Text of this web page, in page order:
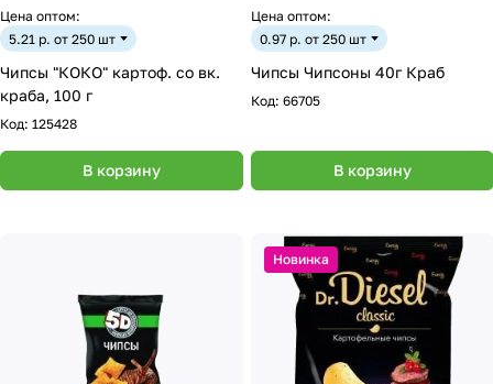
Цена оптом:
5.21 р. от 250 шт
Чипсы "КОКО" картоф. со вк.
краба, 100 г
Код: 125428
В корзину
Цена оптом:
0.97 р. от 250 шт
Чипсы Чипсоны 40г Краб
Код: 66705
В корзину
Новинка